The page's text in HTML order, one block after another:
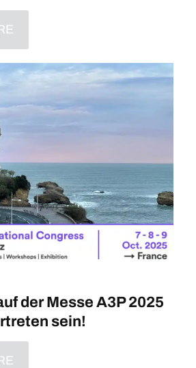
der Messe A3P 2025
sein!